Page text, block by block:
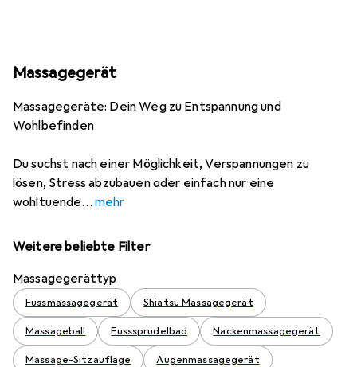
Massagegerät
Massagegeräte: Dein Weg zu Entspannung und
Wohlbefinden
Du suchst nach einer Möglichkeit, Verspannungen zu
lösen, Stress abzubauen oder einfach nur eine
wohltuende
mehr
Weitere beliebte Filter
Massagegerättyp
Fussmassagegerät Shiatsu Massagegerät
Massageball Fusssprudelbad Nackenmassagegerät
Massage-Sitzauflage Augenmassagegerät